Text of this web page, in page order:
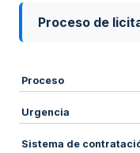
Proceso de
Proceso
Urgencia
Sistema de